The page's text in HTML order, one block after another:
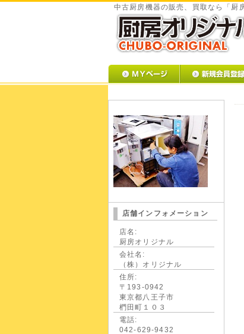
中古厨房機器の販売、買取なら「厨
店舗インフォメーション
店名:
厨房オリジナル
会社名:
（株）オリジナル
住所:
〒193-0942
東京都八王子市
椚田町１０３
電話:
042-629-9432